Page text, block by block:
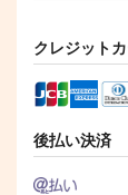
クレジット
後払い決済